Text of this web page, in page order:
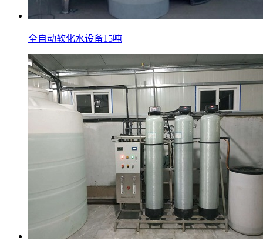
全自动软化水设备15吨